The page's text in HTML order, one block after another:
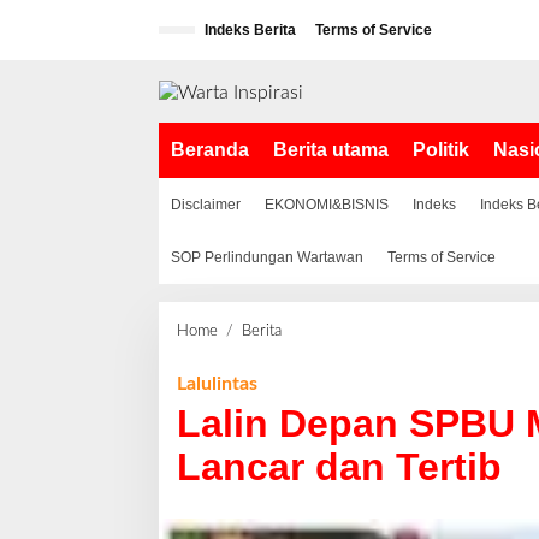
Indeks Berita Terms of Service
Beranda Berita utama Politik
Disclaimer EKONOMI&BISNIS Indeks Indeks
SOP Perlindungan Wartawan Terms of Service
Home / Berita
e
a
Lalulintas
Lalin Depan SPBU
Lancar dan Tertib